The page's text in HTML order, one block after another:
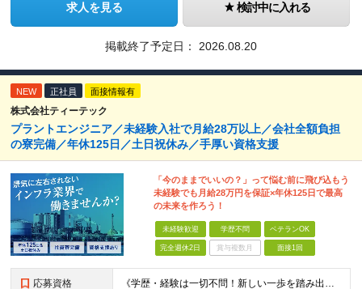
求人を見る 検討中に入れる
掲載終了予定日： 2026.08.20
NEW 正社員 面接情報有
株式会社ティーテック
プラントエンジニア／未経験入社で月給28万以上／会社全額負担
の寮完備／年休125日／土日祝休み／手厚い資格支援
「今のままでいいの？」って悩む前に飛び込もう
未経験でも月給28万円を保証×年休125日で最高
の未来を作ろう！
未経験歓迎 学歴不問 ベテランOK
完全週休2日 賞与複数月 面接1回
応募資格 《学歴・経験は一切不問！新しい一歩を踏み出す熱意を大歓迎》 「今の現状を変えたい」 「安定した収入と一生モノの技術を手に入れたい」 そんな想いを持った方なら、これまでの経歴に関わらず大歓迎です！ 20